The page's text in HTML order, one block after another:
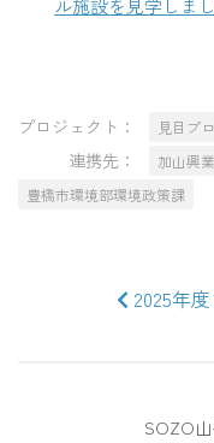
プロジェクト： 見目プ
連携先： 加山興
豊橋市環境部環境政策課
2025年
SOZO